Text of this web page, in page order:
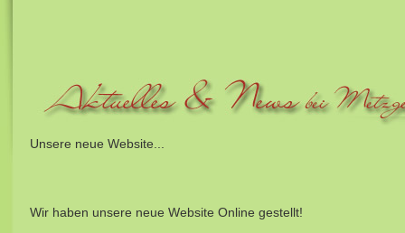
Unsere neue Website...
Wir haben unsere neue Website Online gestellt!